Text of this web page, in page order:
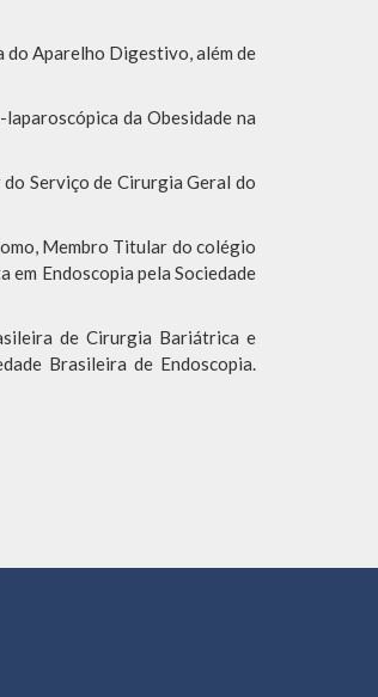
do Aparelho Digestivo, além de
da Obesidade na
Serviço de Cirurgia Geral do
Membro Titular do colégio
Endoscopia pela Sociedade
de Cirurgia Bariátrica e
Brasileira de Endoscopia.